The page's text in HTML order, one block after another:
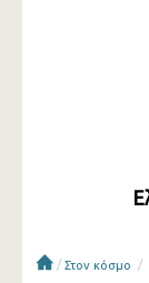
/ Στον κόσμο /